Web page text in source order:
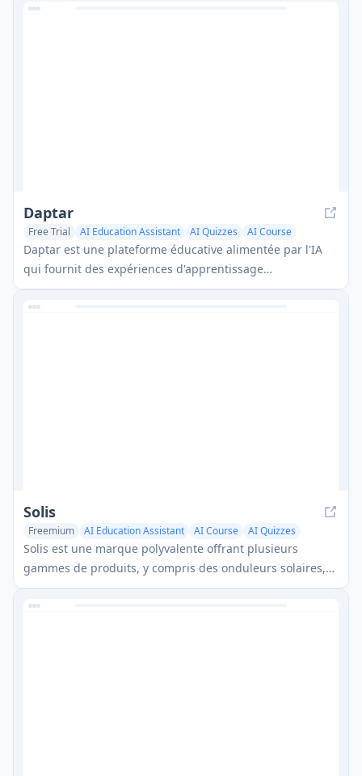
fonctionnalités alimentées par l'IA dans une interface
Daptar
Free Trial AI Education Assistant AI Quizzes AI Course
Daptar est une plateforme éducative alimentée par l'IA
qui fournit des expériences d'apprentissage
personnalisées et des outils d'enseignement alignés avec
les principaux programmes indiens, y compris le CBSE, le
Solis
Freemium AI Education Assistant AI Course AI Quizzes
Solis est une marque polyvalente offrant plusieurs
gammes de produits, y compris des onduleurs solaires,
des tracteurs agricoles, des appareils intelligents et des
solutions de technologie éducative, avec un accent sur la